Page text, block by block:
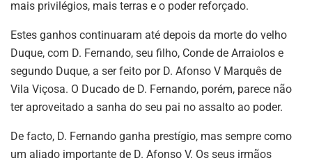
mais privilégios, mais terras e o poder reforçado.
Estes ganhos continuaram até depois da morte do velho
Duque, com D. Fernando, seu filho, Conde de Arraiolos e
segundo Duque, a ser feito por D. Afonso V Marquês de
Vila Viçosa. O Ducado de D. Fernando, porém, parece não
ter aproveitado a sanha do seu pai no assalto ao poder.
De facto, D. Fernando ganha prestígio, mas sempre como
um aliado importante de D. Afonso V. Os seus irmãos